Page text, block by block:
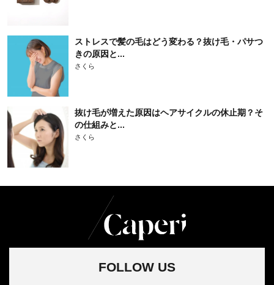
ストレスで髪の毛はどう変わる？抜け毛・パサつ
きの原因と...
さくら
抜け毛が増えた原因はヘアサイクルの休止期？そ
の仕組みと...
さくら
FOLLOW US